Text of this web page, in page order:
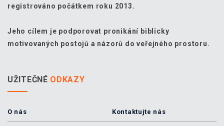
registrováno počátkem roku 2013.
Jeho cílem je podporovat pronikání biblicky
motivovaných postojů a názorů do veřejného prostoru.
UŽITEČNÉ ODKAZY
O nás Kontaktujte nás